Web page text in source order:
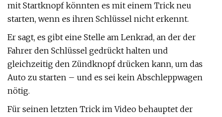
mit Startknopf könnten es mit einem Trick neu
starten, wenn es ihren Schlüssel nicht erkennt.
Er sagt, es gibt eine Stelle am Lenkrad, an der der
Fahrer den Schlüssel gedrückt halten und
gleichzeitig den Zündknopf drücken kann, um das
Auto zu starten – und es sei kein Abschleppwagen
nötig.
Für seinen letzten Trick im Video behauptet der